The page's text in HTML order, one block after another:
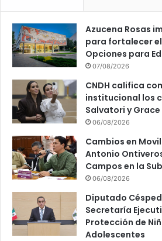
Azucena Rosas
para fortalecer
Opciones para
07/08/2026
CNDH califica
institucional los
Salvatori y
06/08/2026
Cambios en
Antonio
Campos en la
06/08/2026
Diputado
Secretaría
Protección de
Adolescentes